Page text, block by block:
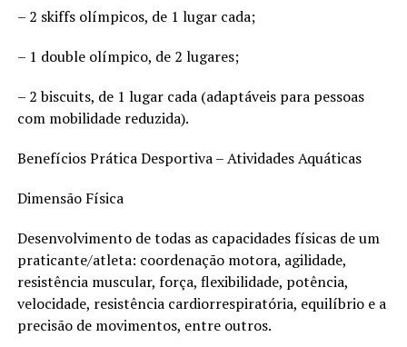
– 2 skiffs olímpicos, de 1 lugar cada;
– 1 double olímpico, de 2 lugares;
– 2 biscuits, de 1 lugar cada (adaptáveis para pessoas
com mobilidade reduzida).
Benefícios Prática Desportiva – Atividades Aquáticas
Dimensão Física
Desenvolvimento de todas as capacidades físicas de um
praticante/atleta: coordenação motora, agilidade,
resistência muscular, força, flexibilidade, potência,
velocidade, resistência cardiorrespiratória, equilíbrio e a
precisão de movimentos, entre outros.